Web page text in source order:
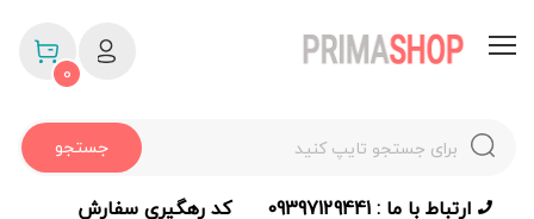
جستجو
0
ارتباط با ما : 09397129441 کد رهگیری سفارش